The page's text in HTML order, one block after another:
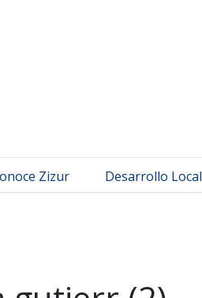
Zizur Desarrollo Local